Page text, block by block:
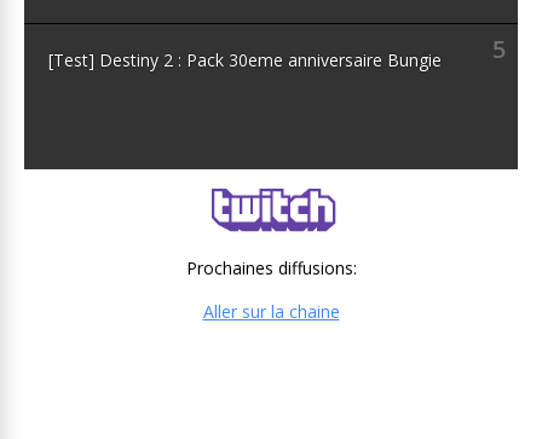
5
[Test] Destiny 2 : Pack 30eme anniversaire Bungie
Prochaines diffusions:
Aller sur la chaine